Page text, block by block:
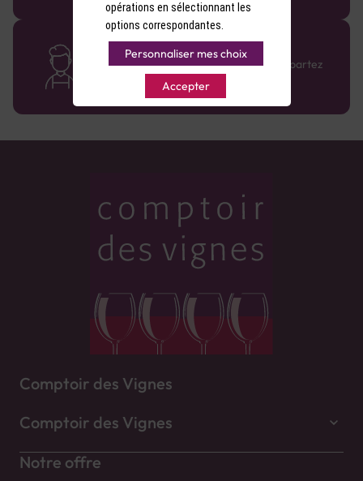
Des cavistes à votre écoute
Bénéficiez de conseils sur-mesure et repartez
avec le sourire :)
Comptoir des Vignes
Comptoir des Vignes
Notre offre
opérations en sélectionnant les
options correspondantes.
Personnaliser mes choix
Accepter